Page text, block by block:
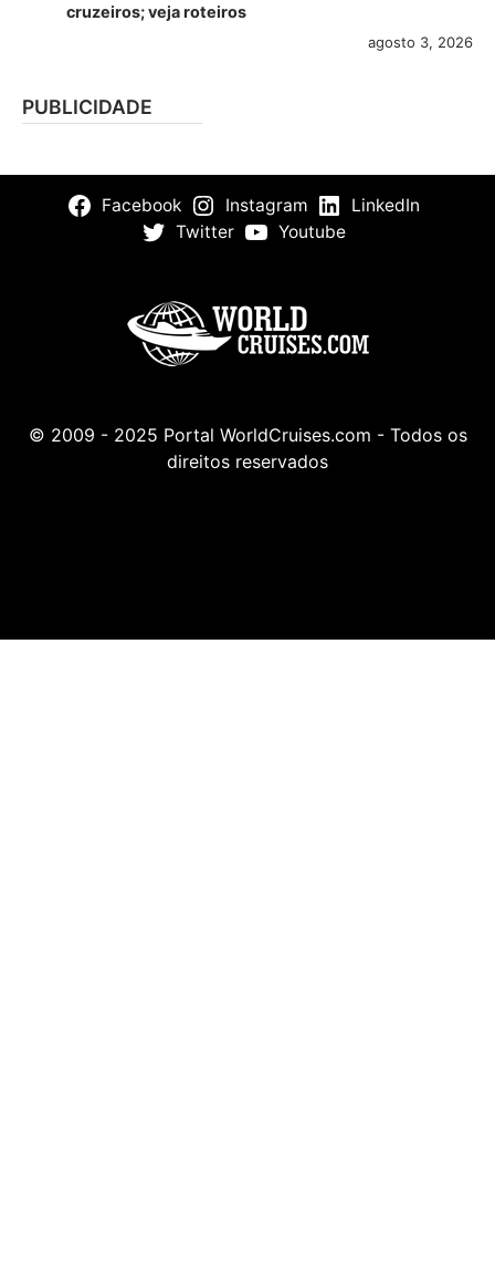
cruzeiros; veja roteiros
agosto 3, 2026
PUBLICIDADE
Facebook Instagram
LinkedIn
Twitter
Youtube
© 2009 - 2025 Portal WorldCruises.com - Todos os
direitos reservados